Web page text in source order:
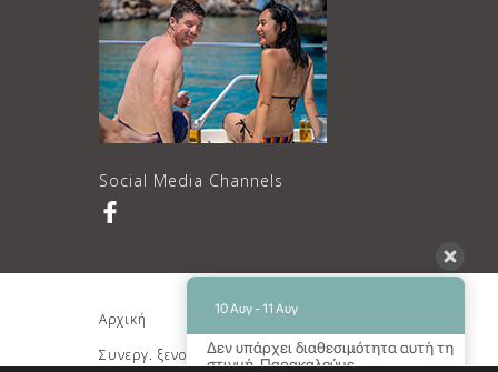
Social Media Channels
Αρχική
Διαμονή
Συνεργ. ξενοδοχείο
Κρατήσεις
10 Αυγ - 11 Αυγ
Δεν υπάρχει διαθεσιμότητα αυτή τη
στιγμή. Παρακαλούμε